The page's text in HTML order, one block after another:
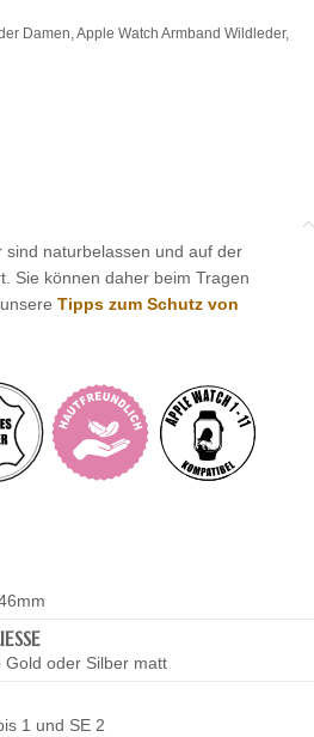
Damen Apple Watch Armband Wildleder,
sind naturbelassen und auf der
Sie können daher beim Tragen
Tipps zum Schutz von
Gold oder Silber matt
1 und SE 2